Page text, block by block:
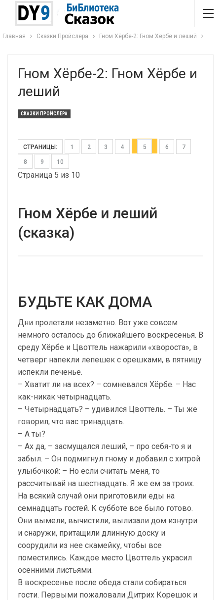
Главная Сказки Пройслера Гном Хёрбе-2: Гном Хёрбе и леший
Гном Хёрбе-2: Гном Хёрбе и
леший
СКАЗКИ ПРОЙСЛЕРА
СТРАНИЦЫ: 1 2 3 4 5 6 7
8 9 10
Страница 5 из 10
Гном Хёрбе и леший
(сказка)
БУДЬТЕ КАК ДОМА
Дни пролетали незаметно. Вот уже совсем
немного осталось до ближайшего воскресенья. В
среду Хёрбе и Цвоттель нажарили «хвороста», в
четверг напекли лепешек с орешками, в пятницу
испекли печенье.
– Хватит ли на всех? – сомневался Хёрбе. – Нас
как-никак четырнадцать.
– Четырнадцать? – удивился Цвоттель. – Ты же
говорил, что вас тринадцать.
– А ты?
– Ах да, – засмущался леший, – про себя-то я и
забыл. – Он подмигнул гному и добавил с хитрой
улыбочкой: – Но если считать меня, то
рассчитывай на шестнадцать. Я же ем за троих.
На всякий случай они приготовили еды на
семнадцать гостей. К субботе все было готово.
Они вымели, вычистили, вылизали дом изнутри
и снаружи, притащили длинную доску и
соорудили из нее скамейку, чтобы все
поместились. Каждое место Цвоттель украсил
осенними листьями.
В воскресенье после обеда стали собираться
гости. Первыми пожаловали Дитрих Корешок и